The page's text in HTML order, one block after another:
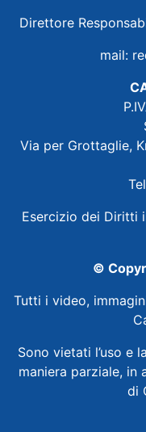
Direttore
mail:
Via per Grottaglie,
Esercizio dei Diritti
©
Tutti i video,
Sono vietati l’uso e
maniera parziale, in
di